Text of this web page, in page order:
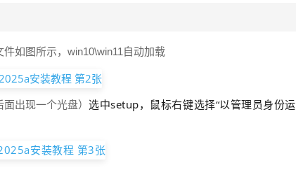
如图所示，win10\win11自动加载
出现一个光盘） 选中setup，鼠标右键选择“以管理员身份运